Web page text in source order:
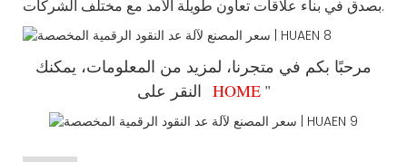
بصدق في بناء علاقات تعاون طويلة الأمد مع مختلف الشركات.
مرحبًا بكم في متجرنا، لمزيد من المعلومات، يمكنك
HOME "